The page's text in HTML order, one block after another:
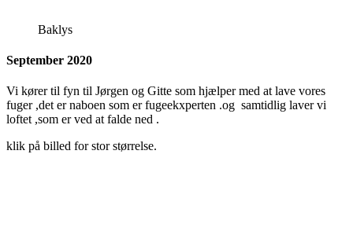
Baklys
September 2020
Vi kører til fyn til Jørgen og Gitte som hjælper med at lave vores
fuger ,det er naboen som er fugeekxperten .og samtidlig laver vi
loftet ,som er ved at falde ned .
klik på billed for stor størrelse.